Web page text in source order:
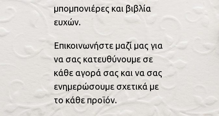
μπομπονιέρες και βιβλία
ευχών.
Επικοινωνήστε μαζί μας για
να σας κατευθύνουμε σε
κάθε αγορά σας και να σας
ενημερώσουμε σχετικά με
το κάθε προϊόν.